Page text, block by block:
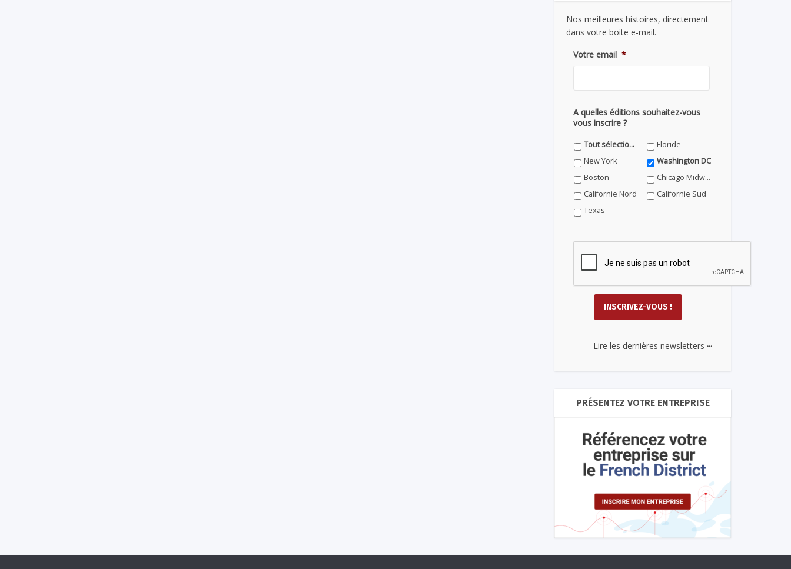
Nos meilleures histoires, directement
dans votre boite e-mail.
Votre email *
A quelles éditions souhaitez-vous
vous inscrire ?
Tout sélectionner
Floride
New York
Washington DC
Boston
Chicago Midwest
Californie Nord
Californie Sud
Texas
Lire les dernières newsletters ...
PRÉSENTEZ VOTRE ENTREPRISE